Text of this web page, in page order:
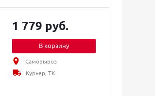
1 779 руб.
В корзину
Самовывоз
Курьер, ТК